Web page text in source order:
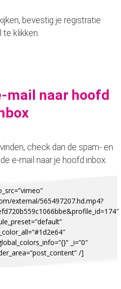
bevestig je registratie
klikken.
mail naar hoofd
check dan de spam- en
e-mail naar je hoofd inbox.
external/565497207.hd.mp4?
_i=”0″
/]